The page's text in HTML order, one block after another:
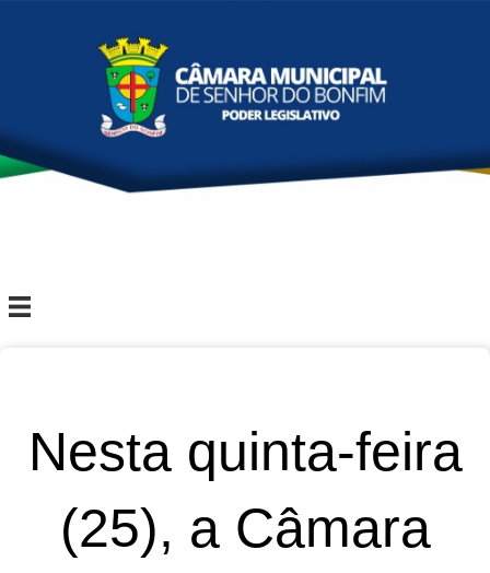
Nesta quinta-feira
(25), a Câmara